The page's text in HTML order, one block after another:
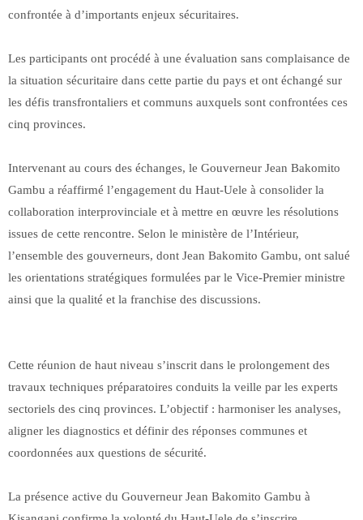
confrontée à d’importants enjeux sécuritaires.
Les participants ont procédé à une évaluation sans complaisance de
la situation sécuritaire dans cette partie du pays et ont échangé sur
les défis transfrontaliers et communs auxquels sont confrontées ces
cinq provinces.
Intervenant au cours des échanges, le Gouverneur Jean Bakomito
Gambu a réaffirmé l’engagement du Haut-Uele à consolider la
collaboration interprovinciale et à mettre en œuvre les résolutions
issues de cette rencontre. Selon le ministère de l’Intérieur,
l’ensemble des gouverneurs, dont Jean Bakomito Gambu, ont salué
les orientations stratégiques formulées par le Vice-Premier ministre
ainsi que la qualité et la franchise des discussions.
Cette réunion de haut niveau s’inscrit dans le prolongement des
travaux techniques préparatoires conduits la veille par les experts
sectoriels des cinq provinces. L’objectif : harmoniser les analyses,
aligner les diagnostics et définir des réponses communes et
coordonnées aux questions de sécurité.
La présence active du Gouverneur Jean Bakomito Gambu à